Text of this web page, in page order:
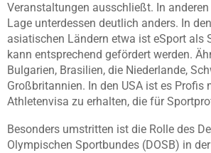
Veranstaltungen ausschließt. In
Lage unterdessen deutlich anders. In
asiatischen Ländern etwa ist eSport als
kann entsprechend gefördert werden.
Bulgarien, Brasilien, die Niederlande,
Großbritannien. In den USA ist es Profis
Athletenvisa zu erhalten, die für
Besonders umstritten ist die Rolle des
Olympischen Sportbundes (DOSB) in